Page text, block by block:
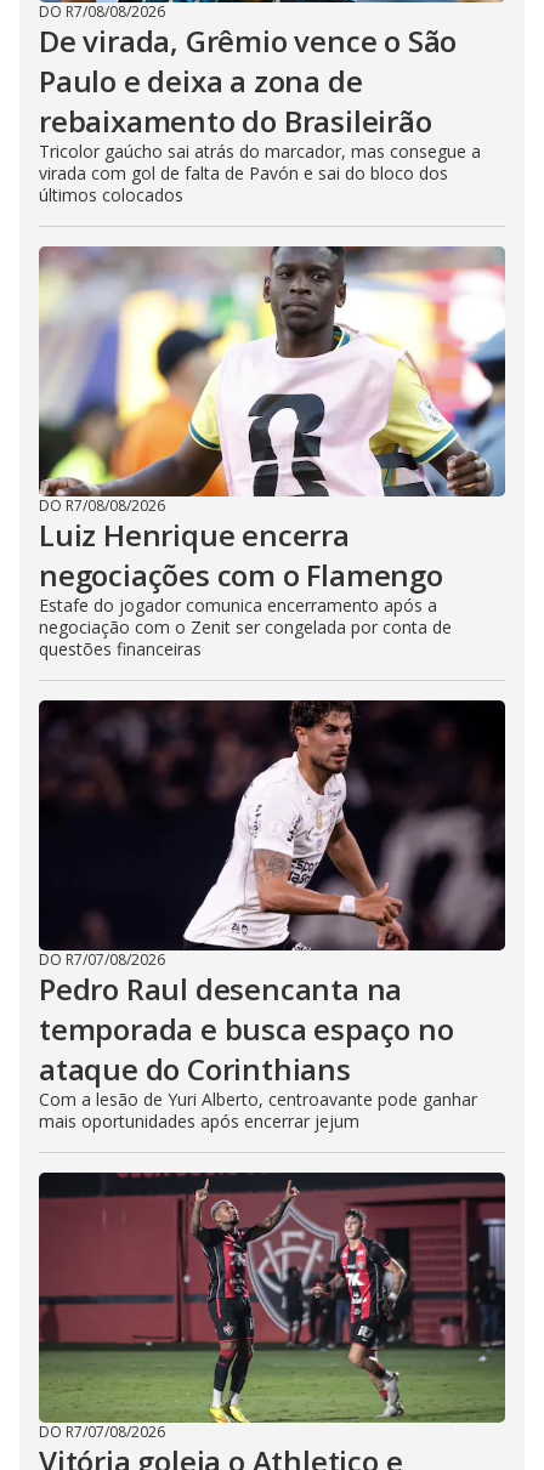
DO R7/08/08/2026
De virada, Grêmio vence o São
Paulo e deixa a zona de
rebaixamento do Brasileirão
Tricolor gaúcho sai atrás do marcador, mas consegue a
virada com gol de falta de Pavón e sai do bloco dos
últimos colocados
DO R7/08/08/2026
Luiz Henrique encerra
negociações com o Flamengo
Estafe do jogador comunica encerramento após a
negociação com o Zenit ser congelada por conta de
questões financeiras
DO R7/07/08/2026
Pedro Raul desencanta na
temporada e busca espaço no
ataque do Corinthians
Com a lesão de Yuri Alberto, centroavante pode ganhar
mais oportunidades após encerrar jejum
DO R7/07/08/2026
Vitória goleia o Athletico e